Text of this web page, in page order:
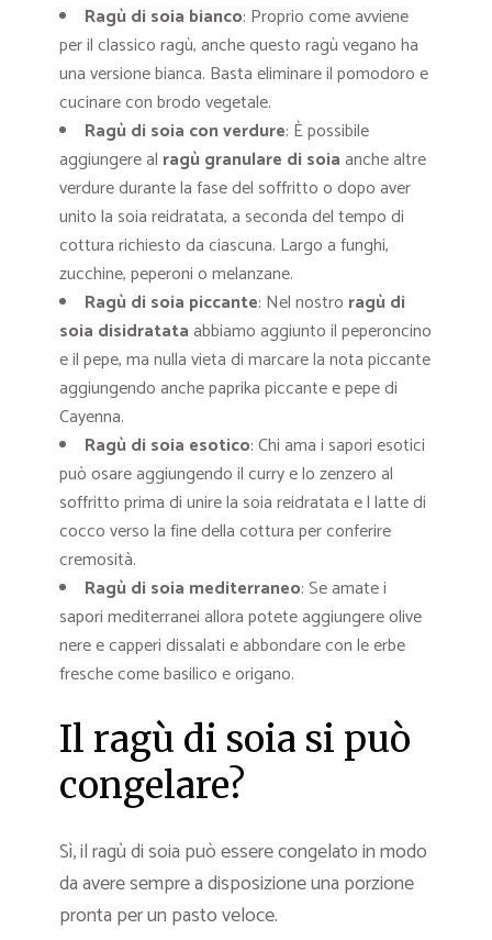
Ragù di soia bianco: Proprio come avviene
per il classico ragù, anche questo ragù vegano ha
una versione bianca. Basta eliminare il pomodoro e
cucinare con brodo vegetale.
Ragù di soia con verdure: È possibile
aggiungere al ragù granulare di soiaanche altre
verdure durante la fase del soffritto o dopo aver
unito la soia reidratata, a seconda del tempo di
cottura richiesto da ciascuna. Largo a funghi,
zucchine, peperoni o melanzane.
Ragù di soia piccante: Nel nostro ragù di
soia disidratataabbiamo aggiunto il peperoncino
e il pepe, ma nulla vieta di marcare la nota piccante
aggiungendo anche paprika piccante e pepe di
Cayenna.
Ragù di soia esotico: Chi ama i sapori esotici
può osare aggiungendo il curry e lo zenzero al
soffritto prima di unire la soia reidratata e l latte di
cocco verso la fine della cottura per conferire
cremosità.
Ragù di soia mediterraneo: Se amate i
sapori mediterranei allora potete aggiungere olive
nere e capperi dissalati e abbondare con le erbe
fresche come basilico e origano.
Il ragù di soia si può
congelare?
Sì, il ragù di soia può essere congelato in modo
da avere sempre a disposizione una porzione
pronta per un pasto veloce.